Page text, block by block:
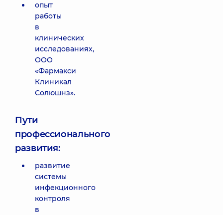
опыт
работы
в
клинических
исследованиях,
ООО
«Фармакси
Клиникал
Солюшнз».
Пути
профессионального
развития:
развитие
системы
инфекционного
контроля
в